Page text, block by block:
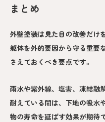
まとめ
外壁塗装は見た目の改善だけ
躯体を外的要因から守る重要
さえておくべき要点です。
雨水や紫外線、塩害、凍結融
耐えている間は、下地の吸水
物の寿命を延ばす効果が期待